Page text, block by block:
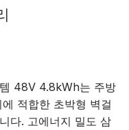
48V 4.8kWh는 주방
적합한 초박형 벽걸
다. 고에너지 밀도 삼